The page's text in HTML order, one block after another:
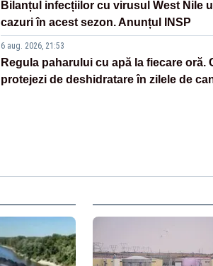
Bilanțul infecțiilor cu virusul West Nile
cazuri în acest sezon. Anunțul INSP
6 aug. 2026, 21:53
Regula paharului cu apă la fiecare oră.
protejezi de deshidratare în zilele de